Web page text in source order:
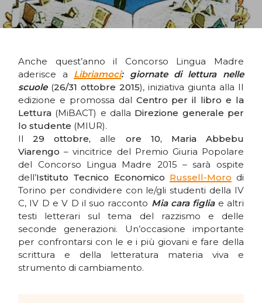
Anche quest’anno il Concorso Lingua Madre
aderisce a Libriamoci: giornate di lettura nelle
scuole(26/31 ottobre 2015), iniziativa giunta alla II
edizione e promossa dal Centro per il libro e la
Lettura (MiBACT) e dalla Direzione generale per
lo studente (MIUR).
Il 29 ottobre,alle ore 10, Maria Abbebu
Viarengo – vincitrice del Premio Giuria Popolare
del Concorso Lingua Madre 2015 – sarà ospite
dell’Istituto Tecnico Economico Russell-Moro di
Torino per condividere con le/gli studenti della IV
C, IV D e V D il suo racconto Mia cara figlia e altri
testi letterari sul tema del razzismo e delle
seconde generazioni. Un’occasione importante
per confrontarsi con le e i più giovani e fare della
scrittura e della letteratura materia viva e
strumento di cambiamento.